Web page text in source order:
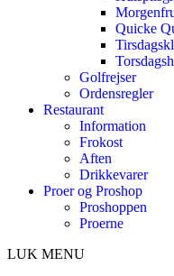
Quicke
Golfrejser
Ordensregler
Restaurant
Information
Frokost
Aften
Drikkevarer
Proer og Proshop
Proshoppen
Proerne
LUK MENU